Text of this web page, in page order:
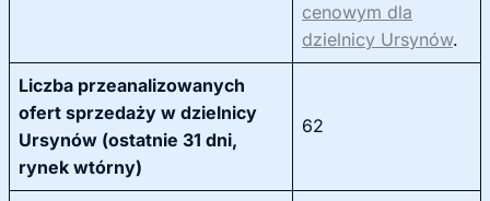
cenowym dla
dzielnicy Ursynów.
Liczba przeanalizowanych
ofert sprzedaży w dzielnicy
Ursynów (ostatnie 31 dni,
rynek wtórny)
62